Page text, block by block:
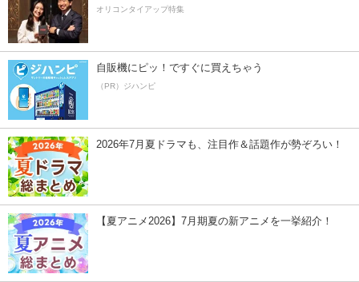
オリコンタイアップ特集
自販機にピッ！ですぐに買えちゃう
（PR）ジハンピ
2026年7月夏ドラマも、注目作＆話題作が勢ぞろい！
【夏アニメ2026】7月期夏の新アニメを一挙紹介！